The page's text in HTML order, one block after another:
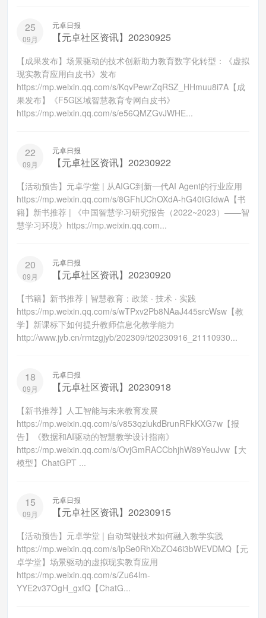
25
09月
元卓日报
【元卓社区资讯】20230925
【成果发布】场景驱动的技术创新助力教育数字化转型：《虚拟
现实教育应用白皮书》发布
https://mp.weixin.qq.com/s/KqvPewrZqRSZ_HHmuu8i7A【成
果发布】《F5G区域智慧教育专网白皮书》
https://mp.weixin.qq.com/s/e56QMZGvJWHE...
22
09月
元卓日报
【元卓社区资讯】20230922
【活动预告】元卓学堂 | 从AIGC到新一代AI Agent的行业应用
https://mp.weixin.qq.com/s/8GFhUChOXdA-hG40tGfdwA【书
籍】新书推荐 | 《中国智慧学习研究报告（2022~2023）——智
慧学习环境》https://mp.weixin.qq.com...
20
09月
元卓日报
【元卓社区资讯】20230920
【书籍】新书推荐 | 智慧教育：政策 · 技术 · 实践
https://mp.weixin.qq.com/s/wTPxv2Pb8NAaJ445srcWsw【教
学】新课标下如何提升教师信息化教学能力
http://www.jyb.cn/rmtzgjyb/202309/t20230916_21110930...
18
09月
元卓日报
【元卓社区资讯】20230918
【新书推荐】人工智能与未来教育发展
https://mp.weixin.qq.com/s/v853qzlukdBrunRFkKXG7w【报
告】《数据和AI驱动的智慧教学设计指南》
https://mp.weixin.qq.com/s/OvjGmRACCbhjhW89YeuJvw【大
模型】ChatGPT ...
15
09月
元卓日报
【元卓社区资讯】20230915
【活动预告】元卓学堂 | 自动驾驶技术如何融入教学实践
https://mp.weixin.qq.com/s/lpSe0RhXbZO46i3bWEVDMQ【元
卓学堂】场景驱动的虚拟现实教育应用
https://mp.weixin.qq.com/s/Zu64lm-
YYE2v37OgH_gxfQ【ChatG...